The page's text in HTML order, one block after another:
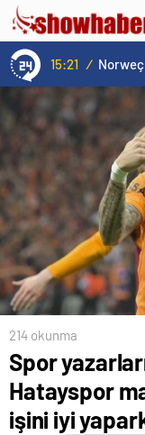
15:21 /
214 okunma
Spor
Hatayspor
işini iyi